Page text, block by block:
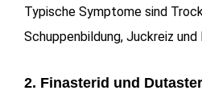
Typische Symptome sind
Schuppenbildung, Juckreiz und
2. Finasterid und